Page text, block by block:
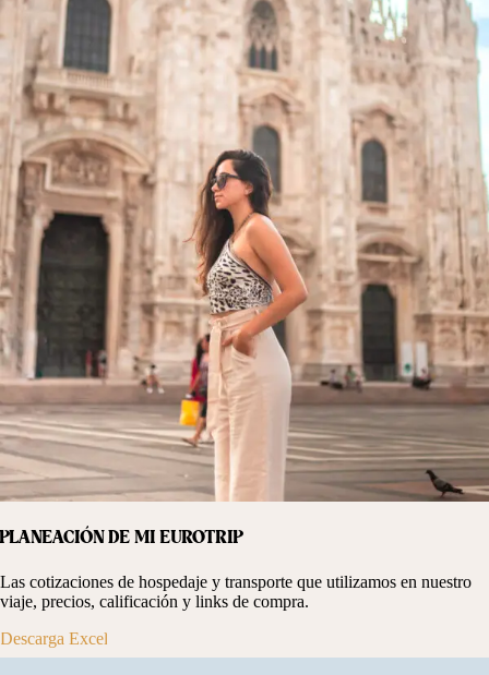
PLANEACIÓN DE MI EUROTRIP
Las cotizaciones de hospedaje y transporte que utilizamos en nuestro
viaje, precios, calificación y links de compra.
Descarga Excel